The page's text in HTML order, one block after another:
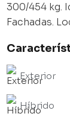
300/454 kg.
Fachadas.
Exterior
Híbrido